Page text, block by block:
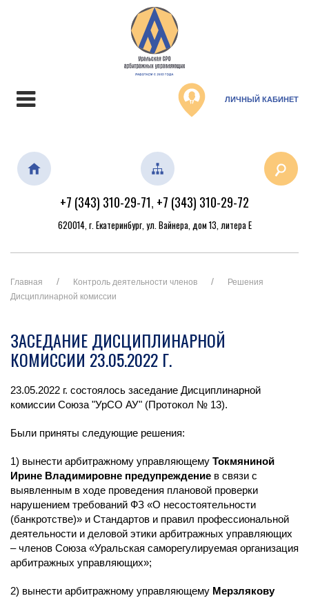
ЛИЧНЫЙ КАБИНЕТ
+7 (343) 310-29-71, +7 (343) 310-29-72
620014, г. Екатеринбург, ул. Вайнера, дом 13, литера Е
Главная Контроль деятельности членов
Решения
Дисциплинарной комиссии
ЗАСЕДАНИЕ ДИСЦИПЛИНАРНОЙ
КОМИССИИ 23.05.2022 Г.
23.05.2022 г. состоялось заседание Дисциплинарной
комиссии Союза "УрСО АУ" (Протокол № 13).
Были приняты следующие решения:
1) вынести арбитражному управляющему Токмяниной
Ирине Владимировне предупреждение в связи с
выявленным в ходе проведения плановой проверки
нарушением требований ФЗ «О несостоятельности
(банкротстве)» и Стандартов и правил профессиональной
деятельности и деловой этики арбитражных управляющих
– членов Союза «Уральская саморегулируемая организация
арбитражных управляющих»;
2) вынести арбитражному управляющему Мерзлякову